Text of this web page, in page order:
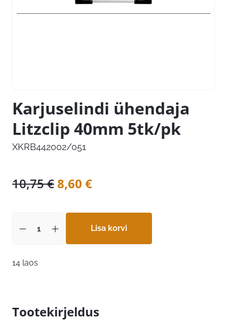
Karjuselindi ühendaja
Litzclip 40mm 5tk/pk
XKRB442002/051
10,75€Algne
oli:
10,75 €.
8,60 €Praegune
on:
8,60 €.
Lisa korvi
14 laos
Tootekirjeldus